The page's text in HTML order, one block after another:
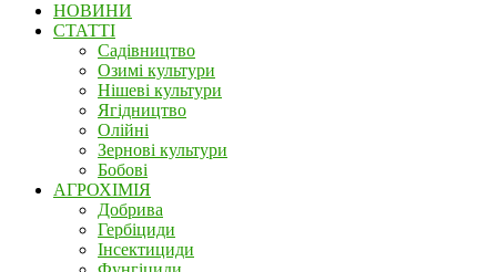
НОВИНИ
СТАТТІ
Садівництво
Озимі культури
Нішеві культури
Ягідництво
Олійні
Зернові культури
Бобові
АГРОХІМІЯ
Добрива
Гербіциди
Інсектициди